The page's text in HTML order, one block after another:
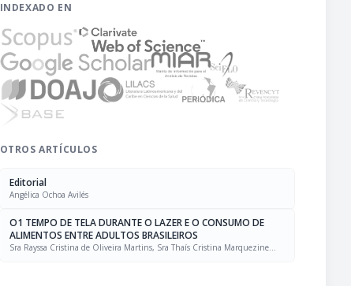
INDEXADO EN
OTROS ARTÍCULOS
Editorial
Angélica Ochoa Avilés
O1 TEMPO DE TELA DURANTE O LAZER E O CONSUMO DE
ALIMENTOS ENTRE ADULTOS BRASILEIROS
Sra Rayssa Cristina de Oliveira Martins, Sra Thaís Cristina Marquezine